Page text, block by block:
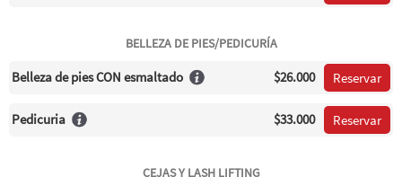
BELLEZA DE PIES/PEDICURÍA
Belleza de pies CON esmaltado $26.000 Reservar
Pedicuria $33.000 Reservar
CEJAS Y LASH LIFTING